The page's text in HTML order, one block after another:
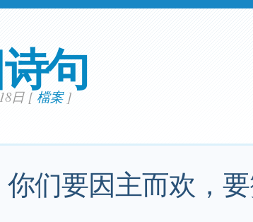
句
日 [檔案]
们要因主而欢，